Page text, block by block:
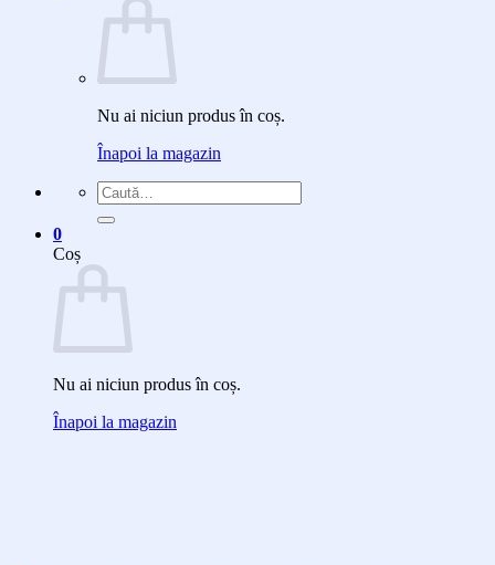
Nu ai niciun produs în coș.
Înapoi la magazin
Caută
după:
0
Coș
Nu ai niciun produs în coș.
Înapoi la magazin